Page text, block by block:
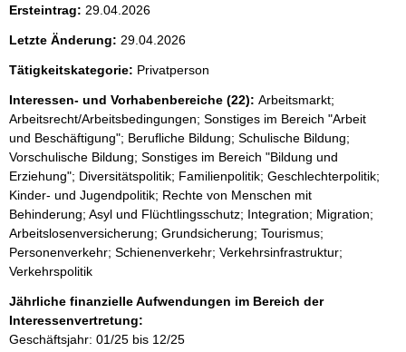
Ersteintrag: 29.04.2026
Letzte Änderung: 29.04.2026
Tätigkeitskategorie: Privatperson
Interessen- und Vorhabenbereiche (22): Arbeitsmarkt;
Arbeitsrecht/Arbeitsbedingungen; Sonstiges im Bereich "Arbeit
und Beschäftigung"; Berufliche Bildung; Schulische Bildung;
Vorschulische Bildung; Sonstiges im Bereich "Bildung und
Erziehung"; Diversitätspolitik; Familienpolitik; Geschlechterpolitik;
Kinder- und Jugendpolitik; Rechte von Menschen mit
Behinderung; Asyl und Flüchtlingsschutz; Integration; Migration;
Arbeitslosenversicherung; Grundsicherung; Tourismus;
Personenverkehr; Schienenverkehr; Verkehrsinfrastruktur;
Verkehrspolitik
Jährliche finanzielle Aufwendungen im Bereich der
Interessenvertretung:
Geschäftsjahr: 01/25 bis 12/25